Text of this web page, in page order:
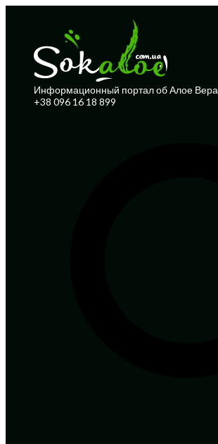
Информационный портал об Алое Вера
+38 096 16 18 899